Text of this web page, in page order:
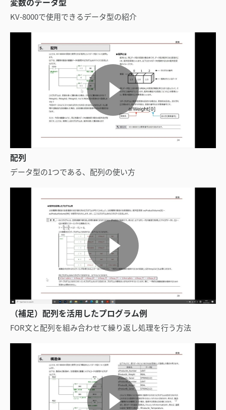
KV-8000で使用できるデータ型の紹介
配列
データ型の1つである、配列の使い方
（補足）配列を活用したプログラム例
FOR文と配列を組み合わせて繰り返し処理を行う方法